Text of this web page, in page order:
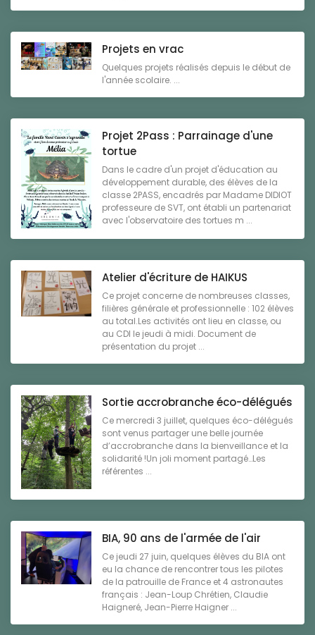
Projets en vrac
Quelques projets réalisés depuis le début de
l'année scolaire. ...
Projet 2Pass : Parrainage d'une
tortue
Dans le cadre d'un projet d'éducation au
développement durable, des élèves de la
classe 2PASS, encadrés par Madame DIDIOT
professeure de SVT, ont établi un partenariat
avec l'observatoire des tortues m ...
Atelier d'écriture de HAIKUS
Ce projet concerne de nombreuses classes,
filières générale et professionnelle : 102 élèves
au total.Les activités ont lieu en classe, ou
au CDI le jeudi à midi. Document de
présentation du projet ...
Sortie accrobranche éco-délégués
Ce mercredi 3 juillet, quelques éco-délégués
sont venus partager une belle journée
d’accrobranche dans la bienveillance et la
solidarité !Un joli moment partagé…Les
référentes ...
BIA, 90 ans de l'armée de l'air
Ce jeudi 27 juin, quelques élèves du BIA ont
eu la chance de rencontrer tous les pilotes
de la patrouille de France et 4 astronautes
français : Jean-Loup Chrétien, Claudie
Haigneré, Jean-Pierre Haigner ...